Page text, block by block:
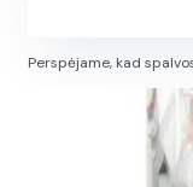
Perspėjame, kad